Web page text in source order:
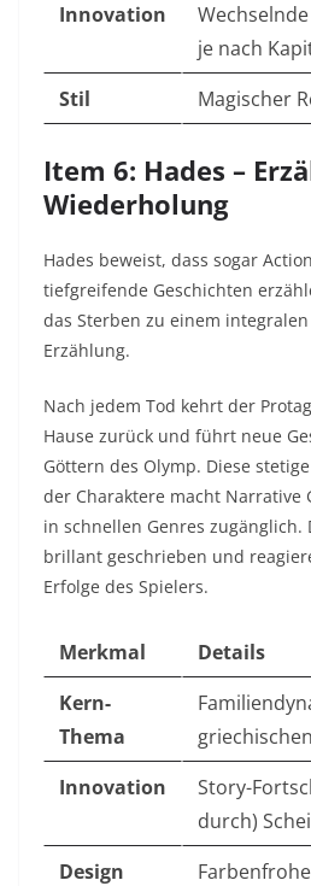
Innovation
je nach
Stil
Magischer
Item 6: Hades –
Wiederholung
Hades beweist, dass sogar
tiefgreifende Geschichten
das Sterben zu einem
Erzählung.
Nach jedem Tod kehrt der
Hause zurück und führt neue
Göttern des Olymp. Diese
der Charaktere macht Narrative
in schnellen Genres zugänglich.
brillant geschrieben und
Erfolge des Spielers.
Merkmal
Details
Kern-
Thema
Innovation
Story-
durch)
Design